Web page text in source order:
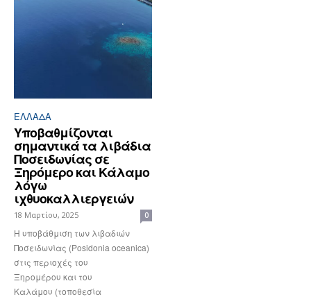
ΕΛΛΆΔΑ
Υποβαθμίζονται
σημαντικά τα λιβάδια
Ποσειδωνίας σε
Ξηρόμερο και Κάλαμο
λόγω
ιχθυοκαλλιεργειών
18 Μαρτίου, 2025 0
Η υποβάθμιση των λιβαδιών
Ποσειδωνίας (Posidonia oceanica)
στις περιοχές του
Ξηρομέρου και του
Καλάμου (τοποθεσία